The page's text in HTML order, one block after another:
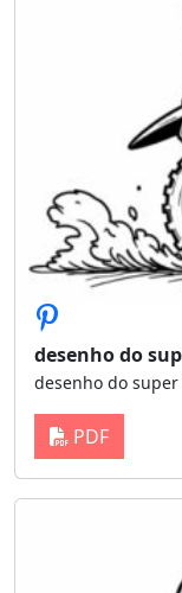
desenho do
desenho do
PDF